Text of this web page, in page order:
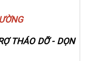
THÁO DỠ - DỌN